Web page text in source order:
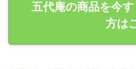
五代庵の商品を今
方は